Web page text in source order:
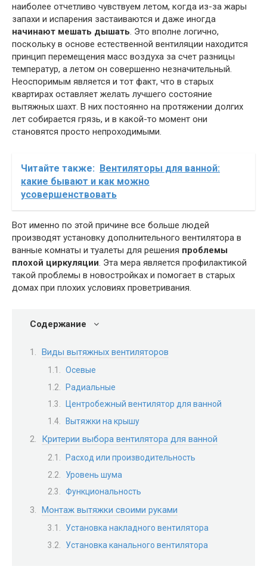
наиболее отчетливо чувствуем летом, когда из-за жары
запахи и испарения застаиваются и даже иногда
начинают мешать дышать. Это вполне логично,
поскольку в основе естественной вентиляции находится
принцип перемещения масс воздуха за счет разницы
температур, а летом он совершенно незначительный.
Неоспоримым является и тот факт, что в старых
квартирах оставляет желать лучшего состояние
вытяжных шахт. В них постоянно на протяжении долгих
лет собирается грязь, и в какой-то момент они
становятся просто непроходимыми.
Читайте также: Вентиляторы для ванной:
какие бывают и как можно
усовершенствовать
Вот именно по этой причине все больше людей
производят установку дополнительного вентилятора в
ванные комнаты и туалеты для решения проблемы
плохой циркуляции. Эта мера является профилактикой
такой проблемы в новостройках и помогает в старых
домах при плохих условиях проветривания.
Содержание
Виды вытяжных вентиляторов
Осевые
Радиальные
Центробежный вентилятор для ванной
Вытяжки на крышу
Критерии выбора вентилятора для ванной
Расход или производительность
Уровень шума
Функциональность
Монтаж вытяжки своими руками
Установка накладного вентилятора
Установка канального вентилятора